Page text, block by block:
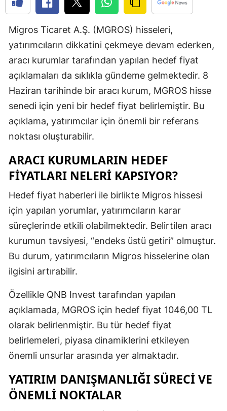
Denizli
Edirne
Elazığ
Erzurum
Hakkari
Hatay
İstanbul
Migros Ticaret A.Ş. (MGROS) hisseleri,
yatırımcıların dikkatini çekmeye devam ederken,
aracı kurumlar tarafından yapılan hedef fiyat
açıklamaları da sıklıkla gündeme gelmektedir. 8
Haziran tarihinde bir aracı kurum, MGROS hisse
senedi için yeni bir hedef fiyat belirlemiştir. Bu
açıklama, yatırımcılar için önemli bir referans
noktası oluşturabilir.
ARACI KURUMLARIN HEDEF
FIYATLARI NELERI KAPSIYOR?
Hedef fiyat haberleri ile birlikte Migros hissesi
için yapılan yorumlar, yatırımcıların karar
süreçlerinde etkili olabilmektedir. Belirtilen aracı
kurumun tavsiyesi, “endeks üstü getiri” olmuştur.
Bu durum, yatırımcıların Migros hisselerine olan
ilgisini artırabilir.
Özellikle QNB Invest tarafından yapılan
açıklamada, MGROS için hedef fiyat 1046,00 TL
olarak belirlenmiştir. Bu tür hedef fiyat
belirlemeleri, piyasa dinamiklerini etkileyen
önemli unsurlar arasında yer almaktadır.
YATIRIM DANIŞMANLIĞI SÜRECI VE
ÖNEMLI NOKTALAR